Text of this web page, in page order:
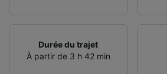
Durée du trajet
À partir de 3 h 42 min